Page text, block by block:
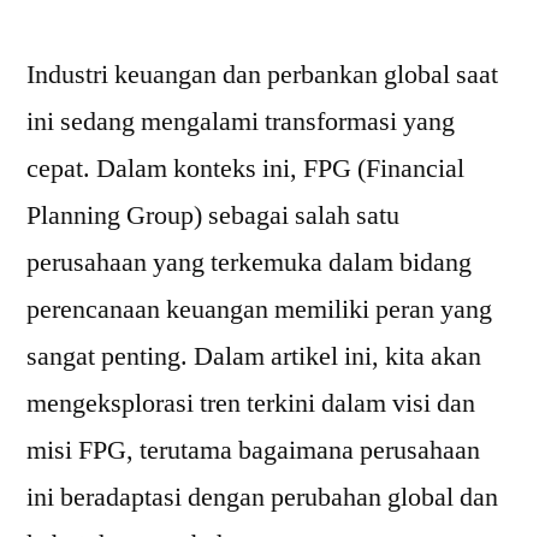
Industri keuangan dan perbankan global saat
ini sedang mengalami transformasi yang
cepat. Dalam konteks ini, FPG (Financial
Planning Group) sebagai salah satu
perusahaan yang terkemuka dalam bidang
perencanaan keuangan memiliki peran yang
sangat penting. Dalam artikel ini, kita akan
mengeksplorasi tren terkini dalam visi dan
misi FPG, terutama bagaimana perusahaan
ini beradaptasi dengan perubahan global dan